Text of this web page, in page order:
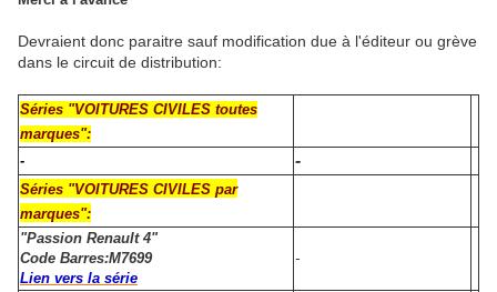
Devraient donc paraitre sauf modification due à l'éditeur ou grève
dans le circuit de distribution:
Séries "VOITURES CIVILES toutes
marques":
-
-
Séries "VOITURES CIVILES par
marques":
"Passion Renault 4"
Code Barres:M7699
Lien vers la série
-